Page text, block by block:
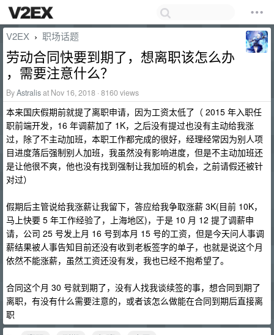
V2EX › 职场话题
劳动合同快要到期了，想离职该怎么办
，需要注意什么？
ByAstralisat Nov 16, 2018 · 8160 views
本来国庆假期前就提了离职申请，因为工资太低了（ 2015 年入职任
职前端开发，16 年调薪加了 1K，之后没有提过也没有主动给我涨
过，除了不主动加班，本职工作都完成的很好，经理经常因为别人项
目进度落后强制别人加班，我虽然没有影响进度，但是不主动加班还
是让他很不爽，他也没有找到强制让我加班的机会，之前请假还被针
对过）
假期后主管说给我涨薪让我留下，答应给我争取涨薪 3K(目前 10K，
马上快要 5 年工作经验了，上海地区)，于是 10 月 12 提了调薪申
请，公司 25 号发上月 16 号到本月 15 号的工资，但是今天问人事调
薪结果被人事告知目前还没有收到老板签字的单子，也就是说这个月
依然不能涨薪，虽然工资还没有发，我也已经不抱希望了。
合同这个月 30 号就到期了，没有人找我谈续签的事，想合同到期了
离职，有没有什么需要注意的，或者该怎么做能在合同到期后直接离
职